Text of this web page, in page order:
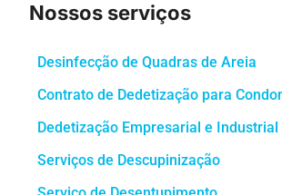
Nossos serviços
Desinfecção de Quadras de Areia
Contrato de Dedetização para
Dedetização Empresarial e Industrial
Serviços de Descupinização